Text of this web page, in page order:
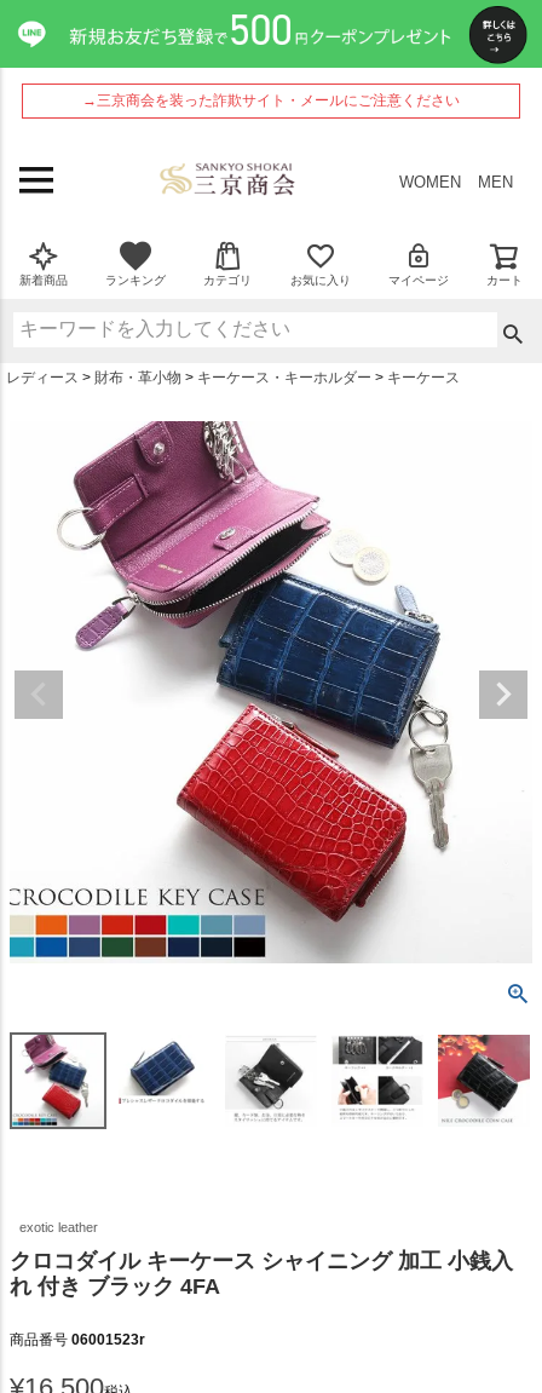
→三京商会を装った詐欺サイト・メールにご注意ください
WOMEN MEN
新着商品 ランキング カテゴリ お気に入り マイページ カート
レディース 財布・革小物 キーケース・キーホルダー キーケース
exotic leather
クロコダイル キーケース シャイニング 加工 小銭入
れ 付き ブラック 4FA
商品番号 06001523r
ペー
ジト
ップ
へ